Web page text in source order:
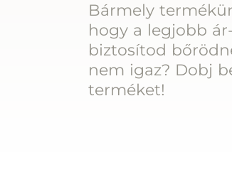
Bármely
hogy a legjobb
biztosítod
nem igaz? Dobj
terméket!